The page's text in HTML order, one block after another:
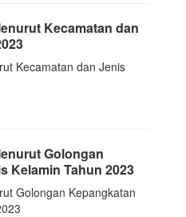
Kecamatan dan
Kecamatan dan Jenis
Golongan
Kelamin Tahun 2023
Golongan Kepangkatan